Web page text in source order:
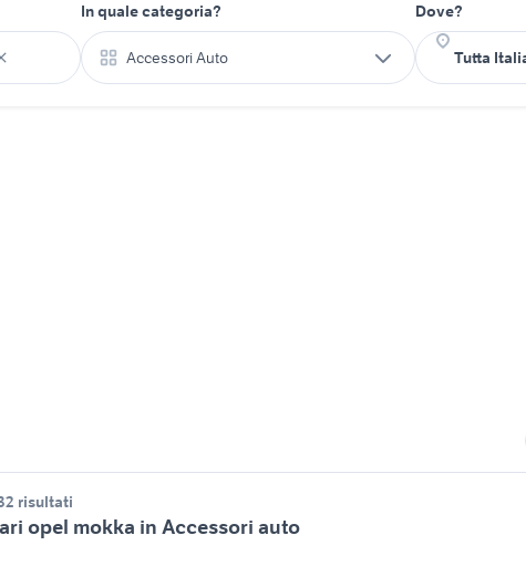
In quale categoria?
Accessori Auto
Dove?
risultati
opel mokka in Accessori auto